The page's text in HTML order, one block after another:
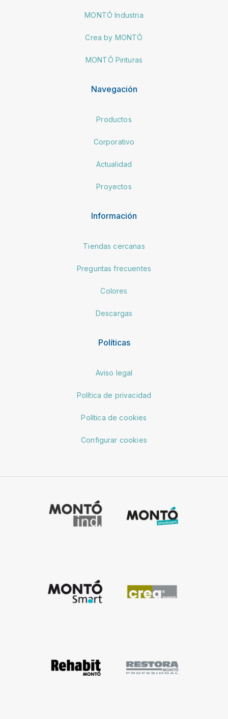
MONTÓ Industria
Crea by MONTÓ
MONTÓ Pinturas
Navegación
Productos
Corporativo
Actualidad
Proyectos
Información
Tiendas cercanas
Preguntas frecuentes
Colores
Descargas
Políticas
Aviso legal
Política de privacidad
Política de cookies
Configurar cookies